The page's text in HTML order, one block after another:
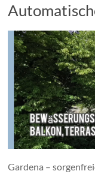
Gardena –